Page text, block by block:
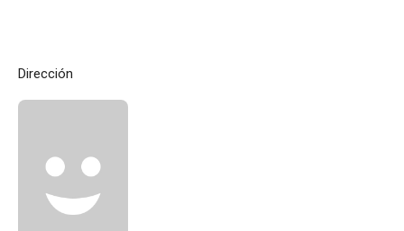
Dirección